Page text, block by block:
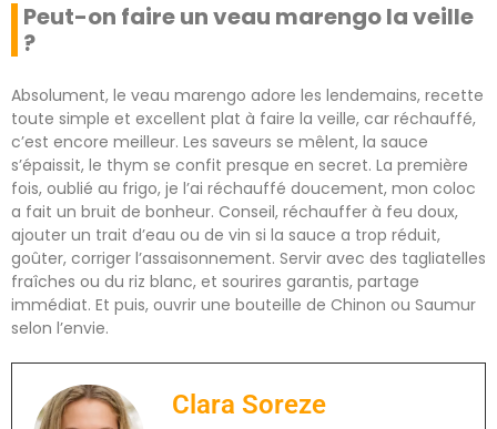
Peut-on faire un veau marengo la veille
?
Absolument, le veau marengo adore les lendemains, recette
toute simple et excellent plat à faire la veille, car réchauffé,
c’est encore meilleur. Les saveurs se mêlent, la sauce
s’épaissit, le thym se confit presque en secret. La première
fois, oublié au frigo, je l’ai réchauffé doucement, mon coloc
a fait un bruit de bonheur. Conseil, réchauffer à feu doux,
ajouter un trait d’eau ou de vin si la sauce a trop réduit,
goûter, corriger l’assaisonnement. Servir avec des tagliatelles
fraîches ou du riz blanc, et sourires garantis, partage
immédiat. Et puis, ouvrir une bouteille de Chinon ou Saumur
selon l’envie.
Clara Soreze